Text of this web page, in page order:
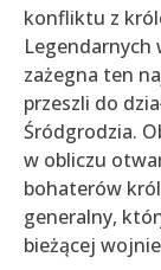
konfliktu z
Legendarnych
zażegna ten
przeszli do
Śródgrodzia.
w obliczu
bohaterów
generalny,
bieżącej